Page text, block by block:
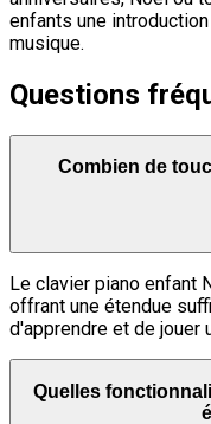
enfants une
musique.
Questions
Combien de
Le clavier piano enfant
offrant une étendue
d'apprendre et de jouer
Quelles